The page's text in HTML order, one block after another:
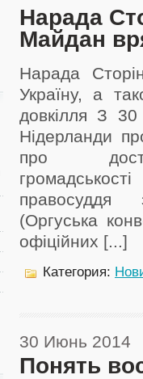
Нарада
Майдан
Нарада
Україну, а
довкілля З
Нідерланди
про
(Оргуська
офіційних [...]
Категория:
30 Июнь 2014
Понять